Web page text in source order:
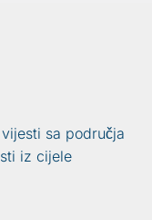
sa područja
iz cijele